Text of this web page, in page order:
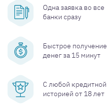
Одна заявка во все
банки сразу
Быстрое получение
денег за 15 минут
С любой кредитной
историей от 18 лет